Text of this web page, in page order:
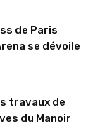
de Paris
se dévoile
travaux de
du Manoir